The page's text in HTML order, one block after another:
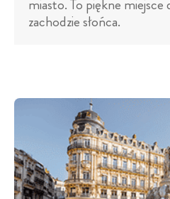
miasto. To piękne miejsce
zachodzie słońca.